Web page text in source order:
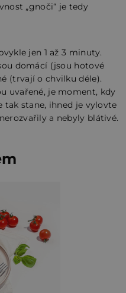
„gnoči“ je tedy
jen 1 až 3 minuty.
domácí (jsou hotové
(trvají o chvilku déle).
uvařené, je moment, kdy
tak stane, ihned je vylovte
a nebyly blátivé.